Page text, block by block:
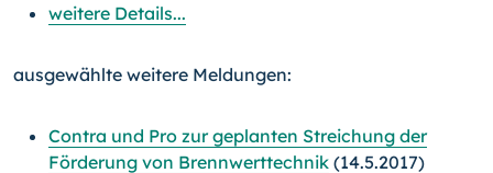
weitere Details...
ausgewählte weitere Meldungen:
Contra und Pro zur geplanten Streichung der
Förderung von Brennwerttechnik (14.5.2017)